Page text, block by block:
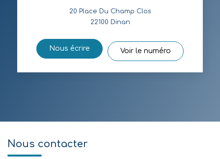
20 Place Du Champ Clos
22100 Dinan
Nous écrire Voir le numéro
Nous contacter